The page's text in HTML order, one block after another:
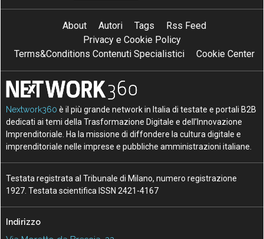
About Autori Tags
Rss Feed
Privacy e Cookie Policy
Terms&Conditions Contenuti Specialistici
Cookie Center
Nextwork360 è il più grande network in Italia di testate e portali B2B
dedicati ai temi della Trasformazione Digitale e dell’Innovazione
Imprenditoriale. Ha la missione di diffondere la cultura digitale e
imprenditoriale nelle imprese e pubbliche amministrazioni italiane.
Testata registrata al Tribunale di Milano, numero registrazione
1927. Testata scientifica ISSN 2421-4167
Indirizzo